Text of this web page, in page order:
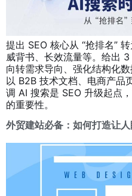
提出 SEO 核心从 “抢排名”
威背书、长效流量等。给出
向转需求导向、强化结构化
以 B2B 技术文档、电商产品
调 AI 搜索是 SEO 升级起点
的重要性。
外贸建站必备：如何打造让